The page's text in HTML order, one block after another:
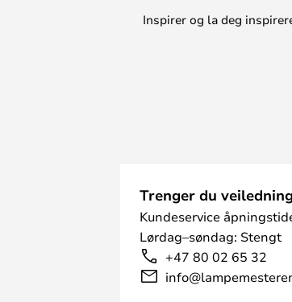
Inspirer og la deg
Trenger du
Kundeservice
Lørdag–søndag: Stengt
+47 80 02 65 32